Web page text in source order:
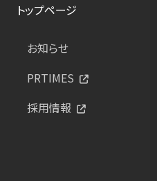
トップページ
お知らせ
PRTIMES
採用情報